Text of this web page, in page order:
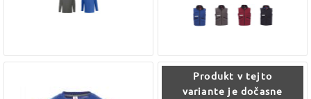
Produkt v tejto
variante je dočasne